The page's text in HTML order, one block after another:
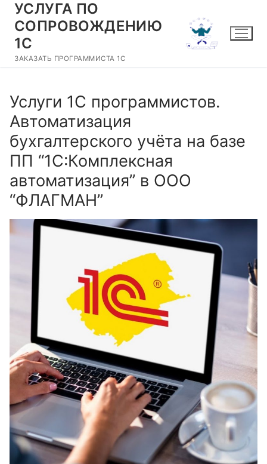
Перейти
содержимому
УСЛУГА ПО
СОПРОВОЖДЕНИЮ
1С
ЗАКАЗАТЬ ПРОГРАММИСТА 1С
Услуги 1С программистов.
Автоматизация
бухгалтерского учёта на базе
ПП “1С:Комплексная
автоматизация” в ООО
“ФЛАГМАН”